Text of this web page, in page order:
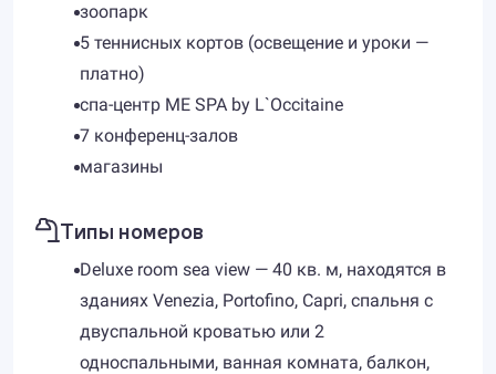
зоопарк
5 теннисных кортов (освещение и уроки —
платно)
спа-центр ME SPA by L`Occitaine
7 конференц-залов
магазины
Типы номеров
Deluxe room sea view — 40 кв. м, находятся в
зданиях Venezia, Portofino, Capri, спальня с
двуспальной кроватью или 2
односпальными, ванная комната, балкон,